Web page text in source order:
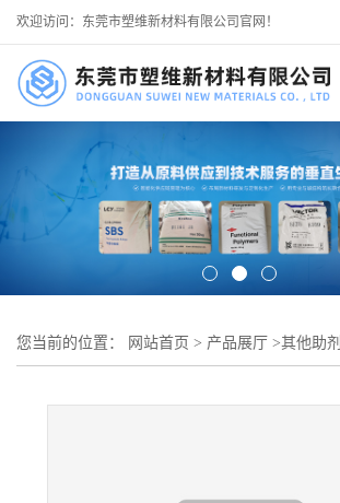
欢迎访问：东莞市塑维新材料有限公司官网！
您当前的位置： 网站首页 > 产品展厅 >其他助剂